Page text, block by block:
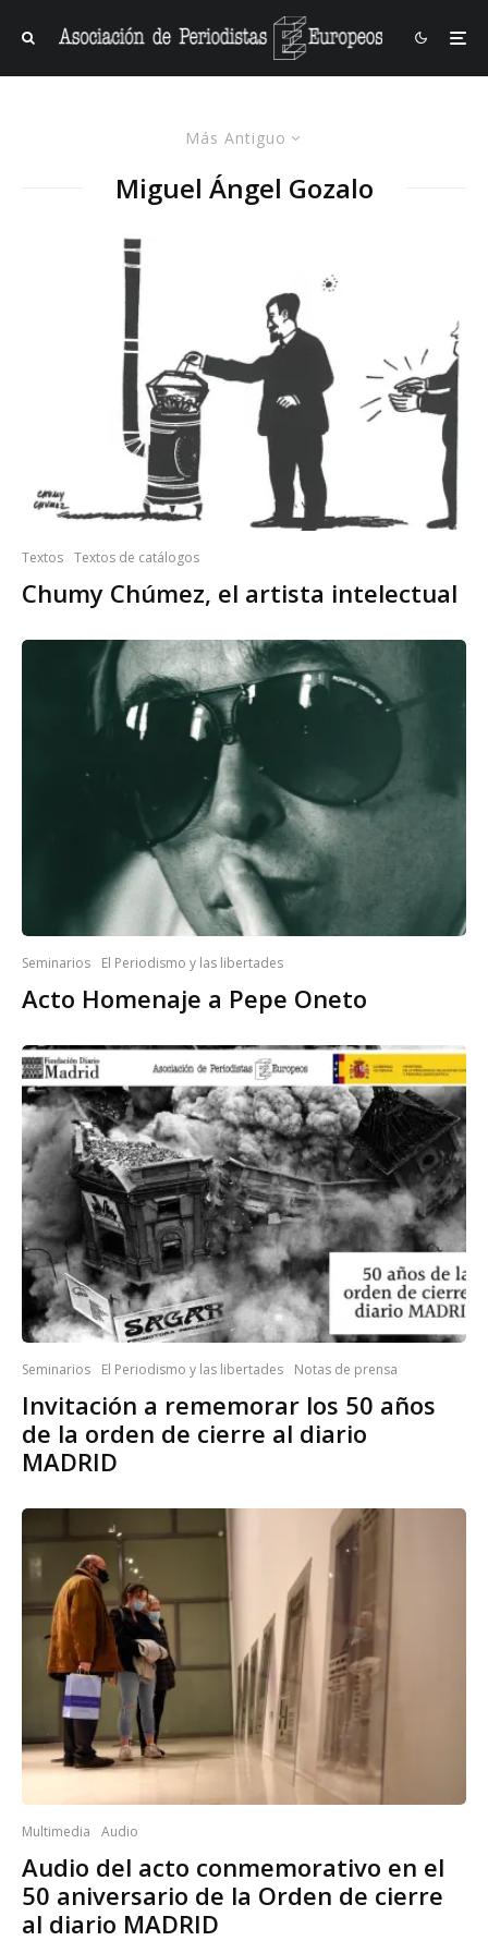
Más Antiguo
Miguel Ángel Gozalo
Textos Textos de catálogos
Chumy Chúmez, el artista intelectual
Seminarios El Periodismo y las libertades
Acto Homenaje a Pepe Oneto
Seminarios El Periodismo y las libertades Notas de prensa
Invitación a rememorar los 50 años
de la orden de cierre al diario
MADRID
Multimedia Audio
Audio del acto conmemorativo en el
50 aniversario de la Orden de cierre
al diario MADRID